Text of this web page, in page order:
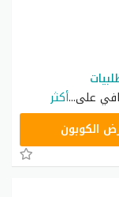
على...أكثر
الكوبون